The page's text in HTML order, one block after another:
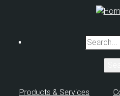
content
Search
Products & Services